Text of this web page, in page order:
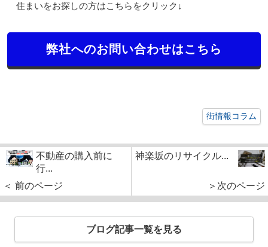
住まいをお探しの方はこちらをクリック↓
弊社へのお問い合わせはこちら
街情報コラム
不動産の購入前に
行...
＜ 前のページ
神楽坂のリサイクル...
＞次のページ
ブログ記事一覧を見る